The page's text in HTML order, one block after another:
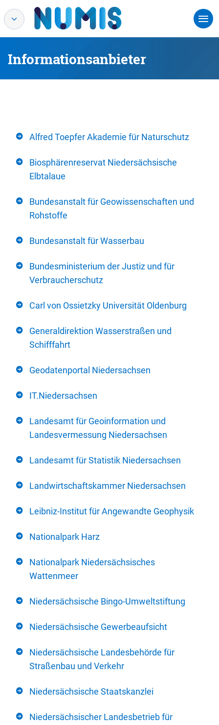
Informationsanbieter
Alfred Toepfer Akademie für Naturschutz
Biosphärenreservat Niedersächsische
Elbtalaue
Bundesanstalt für Geowissenschaften und
Rohstoffe
Bundesanstalt für Wasserbau
Bundesministerium der Justiz und für
Verbraucherschutz
Carl von Ossietzky Universität Oldenburg
Generaldirektion Wasserstraßen und
Schifffahrt
Geodatenportal Niedersachsen
IT.Niedersachsen
Landesamt für Geoinformation und
Landesvermessung Niedersachsen
Landesamt für Statistik Niedersachsen
Landwirtschaftskammer Niedersachsen
Leibniz-Institut für Angewandte Geophysik
Nationalpark Harz
Nationalpark Niedersächsisches
Wattenmeer
Niedersächsische Bingo-Umweltstiftung
Niedersächsische Gewerbeaufsicht
Niedersächsische Landesbehörde für
Straßenbau und Verkehr
Niedersächsische Staatskanzlei
Niedersächsischer Landesbetrieb für